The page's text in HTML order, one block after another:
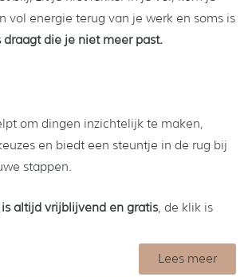
vol energie terug van je werk en soms is
draagt die je niet meer past.
om dingen inzichtelijk te maken,
en biedt een steuntje in de rug bij
stappen.
altijd vrijblijvend en gratis, de klik is
Lees meer